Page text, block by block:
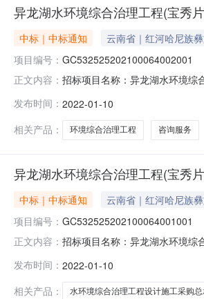
异龙湖水环境综合治理工程(宝秀
中标｜中标通知 云南省｜红河哈尼族
项目编号： GC532525202100064002001
正文内容： 招标项目名称：异龙湖水环境综
电话：13312661152招标代理
话：183133
发布时间： 2022-01-10
相关产品：
环境综合治理工程 咨询服务
异龙湖水环境综合治理工程(宝秀
中标｜中标通知
云南省｜红河哈尼族
项目编号： GC532525202100064001001
正文内容： 招标项目名称：异龙湖水环境综
13312661152招标代理：红河
18313320303
发布时间： 2022-01-10
相关产品：
水环境综合治理工程设计施工采购